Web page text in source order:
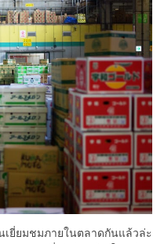
เยี่ยมชมภายในตลาดกันแล้วล่ะ